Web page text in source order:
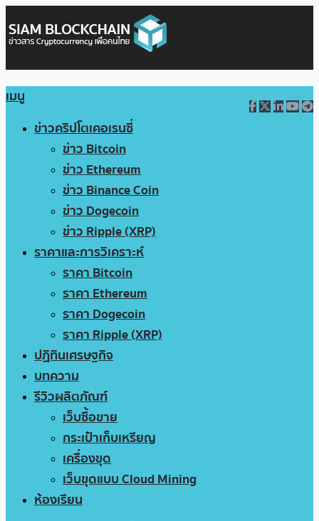
เมนู
ข่าวคริปโตเคอเรนซี่
ข่าว Bitcoin
ข่าว Ethereum
ข่าว Binance Coin
ข่าว Dogecoin
ข่าว Ripple (XRP)
ราคาและการวิเคราะห์
ราคา Bitcoin
ราคา Ethereum
ราคา Dogecoin
ราคา Ripple (XRP)
ปฏิทินเศรษฐกิจ
บทความ
รีวิวผลิตภัณฑ์
เว็บซื้อขาย
กระเป๋าเก็บเหรียญ
เครื่องขุด
เว็บขุดแบบ Cloud Mining
ห้องเรียน